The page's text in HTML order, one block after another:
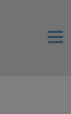
Menu